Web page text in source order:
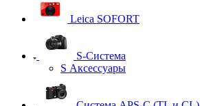
Leica SOFORT
S-Система
S Аксессуары